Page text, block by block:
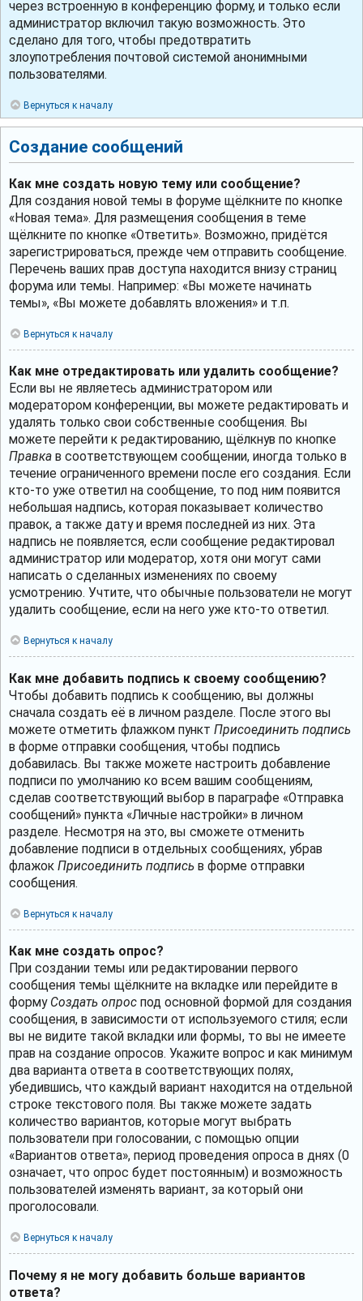
через встроенную в конференцию форму, и только если
администратор включил такую возможность. Это
сделано для того, чтобы предотвратить
злоупотребления почтовой системой анонимными
пользователями.
Вернуться к началу
Создание сообщений
Как мне создать новую тему или сообщение?
Для создания новой темы в форуме щёлкните по кнопке
«Новая тема». Для размещения сообщения в теме
щёлкните по кнопке «Ответить». Возможно, придётся
зарегистрироваться, прежде чем отправить сообщение.
Перечень ваших прав доступа находится внизу страниц
форума или темы. Например: «Вы можете начинать
темы», «Вы можете добавлять вложения» и т.п.
Вернуться к началу
Как мне отредактировать или удалить сообщение?
Если вы не являетесь администратором или
модератором конференции, вы можете редактировать и
удалять только свои собственные сообщения. Вы
можете перейти к редактированию, щёлкнув по кнопке
Правка в соответствующем сообщении, иногда только в
течение ограниченного времени после его создания. Если
кто-то уже ответил на сообщение, то под ним появится
небольшая надпись, которая показывает количество
правок, а также дату и время последней из них. Эта
надпись не появляется, если сообщение редактировал
администратор или модератор, хотя они могут сами
написать о сделанных изменениях по своему
усмотрению. Учтите, что обычные пользователи не могут
удалить сообщение, если на него уже кто-то ответил.
Вернуться к началу
Как мне добавить подпись к своему сообщению?
Чтобы добавить подпись к сообщению, вы должны
сначала создать её в личном разделе. После этого вы
можете отметить флажком пункт Присоединить подпись
в форме отправки сообщения, чтобы подпись
добавилась. Вы также можете настроить добавление
подписи по умолчанию ко всем вашим сообщениям,
сделав соответствующий выбор в параграфе «Отправка
сообщений» пункта «Личные настройки» в личном
разделе. Несмотря на это, вы сможете отменить
добавление подписи в отдельных сообщениях, убрав
флажок Присоединить подпись в форме отправки
сообщения.
Вернуться к началу
Как мне создать опрос?
При создании темы или редактировании первого
сообщения темы щёлкните на вкладке или перейдите в
форму Создать опрос под основной формой для создания
сообщения, в зависимости от используемого стиля; если
вы не видите такой вкладки или формы, то вы не имеете
прав на создание опросов. Укажите вопрос и как минимум
два варианта ответа в соответствующих полях,
убедившись, что каждый вариант находится на отдельной
строке текстового поля. Вы также можете задать
количество вариантов, которые могут выбрать
пользователи при голосовании, с помощью опции
«Вариантов ответа», период проведения опроса в днях (0
означает, что опрос будет постоянным) и возможность
пользователей изменять вариант, за который они
проголосовали.
Вернуться к началу
Почему я не могу добавить больше вариантов
ответа?